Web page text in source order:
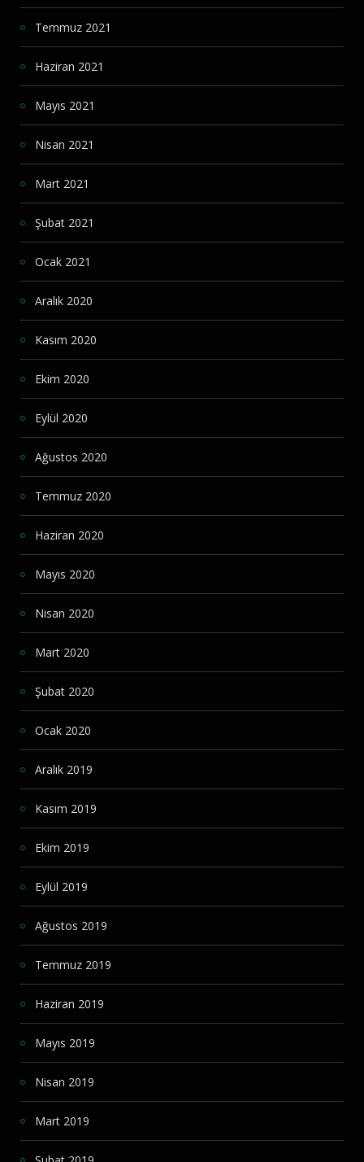
Temmuz 2021
Haziran 2021
Mayıs 2021
Nisan 2021
Mart 2021
Şubat 2021
Ocak 2021
Aralık 2020
Kasım 2020
Ekim 2020
Eylül 2020
Ağustos 2020
Temmuz 2020
Haziran 2020
Mayıs 2020
Nisan 2020
Mart 2020
Şubat 2020
Ocak 2020
Aralık 2019
Kasım 2019
Ekim 2019
Eylül 2019
Ağustos 2019
Temmuz 2019
Haziran 2019
Mayıs 2019
Nisan 2019
Mart 2019